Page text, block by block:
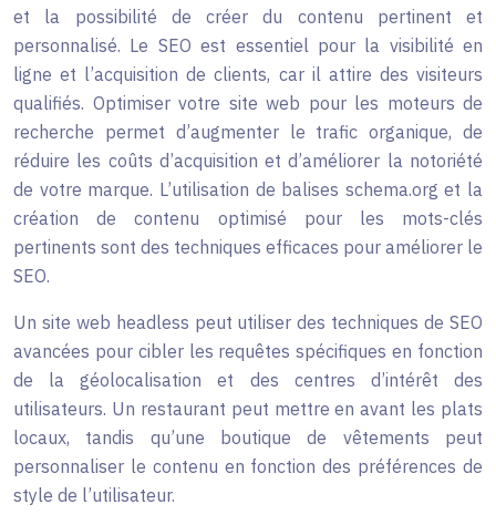
et la possibilité de créer du contenu pertinent et
personnalisé. Le SEO est essentiel pour la visibilité en
ligne et l’acquisition de clients, car il attire des visiteurs
qualifiés. Optimiser votre site web pour les moteurs de
recherche permet d’augmenter le trafic organique, de
réduire les coûts d’acquisition et d’améliorer la notoriété
de votre marque. L’utilisation de balises schema.org et la
création de contenu optimisé pour les mots-clés
pertinents sont des techniques efficaces pour améliorer le
SEO.
Un site web headless peut utiliser des techniques de SEO
avancées pour cibler les requêtes spécifiques en fonction
de la géolocalisation et des centres d’intérêt des
utilisateurs. Un restaurant peut mettre en avant les plats
locaux, tandis qu’une boutique de vêtements peut
personnaliser le contenu en fonction des préférences de
style de l’utilisateur.